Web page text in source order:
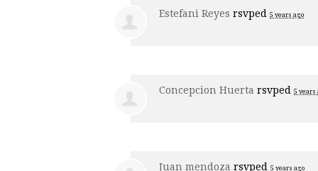
Estefani Reyes rsvped 5 years ago
Concepcion Huerta rsvped 5 years
Juan mendoza rsvped 5 years ago